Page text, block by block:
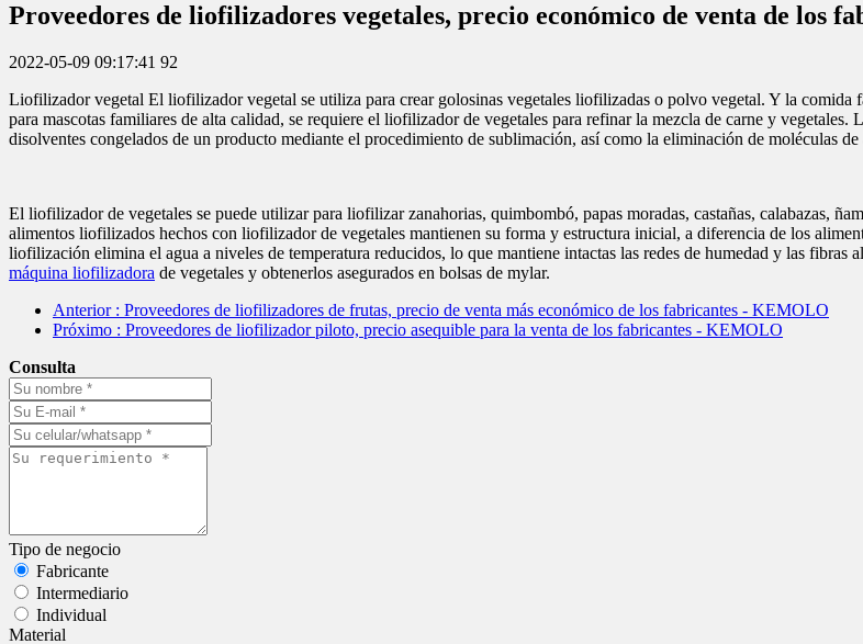
Proveedores de liofilizadores vegetales, precio económico de venta de los
2022-05-09 09:17:41 92
Liofilizador vegetal El liofilizador vegetal se utiliza para crear golosinas vegetales liofilizadas o polvo vegetal. Y la comida
para mascotas familiares de alta calidad, se requiere el liofilizador de vegetales para refinar la mezcla de carne y
disolventes congelados de un producto mediante el procedimiento de sublimación, así como la eliminación de moléculas
El liofilizador de vegetales se puede utilizar para liofilizar zanahorias, quimbombó, papas moradas, castañas, calabazas,
alimentos liofilizados hechos con liofilizador de vegetales mantienen su forma y estructura inicial, a diferencia de los
liofilización elimina el agua a niveles de temperatura reducidos, lo que mantiene intactas las redes de humedad y las
máquina liofilizadora de vegetales y obtenerlos asegurados en bolsas de mylar.
Anterior : Proveedores de liofilizadores de frutas, precio de venta más económico de los fabricantes - KEMOLO
Próximo : Proveedores de liofilizador piloto, precio asequible para la venta de los fabricantes - KEMOLO
Consulta
Tipo de negocio
Fabricante
Intermediario
Individual
Material